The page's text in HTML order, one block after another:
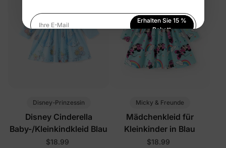
Disney-Prinzessin
Disney Cinderella
Baby-/Kleinkindkleid Blau
$18.99
Micky & Freunde
Mädchenkleid für
Kleinkinder in Blau
$18.99
Ihre E-Mail
Erhalten Sie 15 %
Rabatt
Indem Sie sich anmelden, stimmen Sie unserer
Datenschutzerklärung zu